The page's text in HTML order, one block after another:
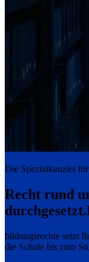
Die Spezialkanzlei
Recht rund
durchgesetzt.
bildungsrechte setzt
die Schule bis zum